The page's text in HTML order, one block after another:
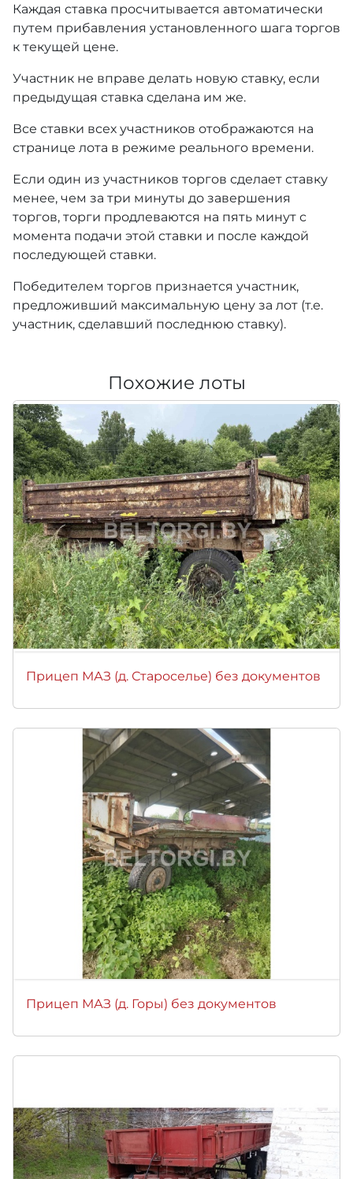
Каждая ставка просчитывается автоматически
путем прибавления установленного шага торгов
к текущей цене.
Участник не вправе делать новую ставку, если
предыдущая ставка сделана им же.
Все ставки всех участников отображаются на
странице лота в режиме реального времени.
Если один из участников торгов сделает ставку
менее, чем за три минуты до завершения
торгов, торги продлеваются на пять минут с
момента подачи этой ставки и после каждой
последующей ставки.
Победителем торгов признается участник,
предложивший максимальную цену за лот (т.е.
участник, сделавший последнюю ставку).
Похожие лоты
Прицеп МАЗ (д. Староселье) без документов
Прицеп МАЗ (д. Горы) без документов